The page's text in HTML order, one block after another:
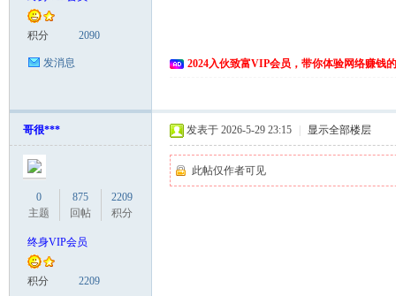
积分 2090
发消息 2024入伙致富VIP会员，带你体验网络赚钱
哥很***
0
主题
875
回帖
2209
积分
终身VIP会员
积分 2209
发表于 2026-5-29 23:15 显示全部楼层
此帖仅作者可见